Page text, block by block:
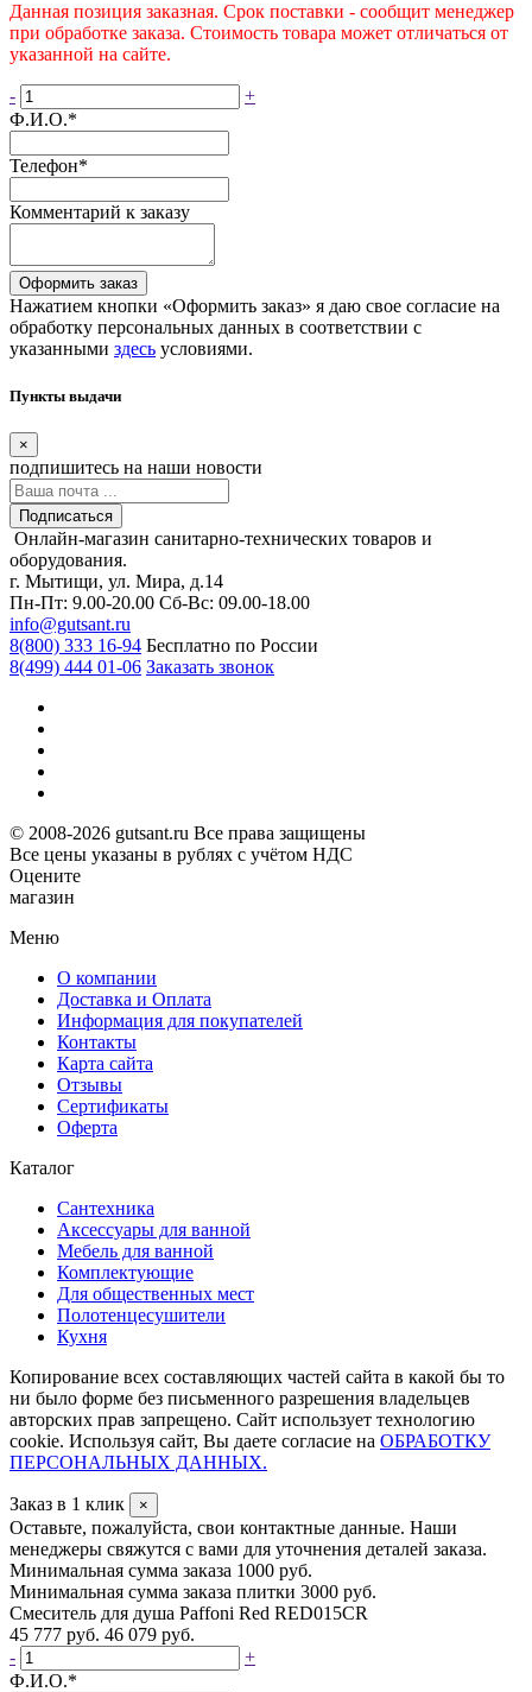
Данная позиция заказная. Срок поставки - сообщит менеджер
при обработке заказа. Стоимость товара может отличаться от
указанной на сайте.
-
+
Ф.И.О.*
Телефон*
Комментарий к заказу
Оформить заказ
Нажатием кнопки «Оформить заказ» я даю свое согласие на
обработку персональных данных в соответствии с
указанными здесь условиями.
Пункты выдачи
×
подпишитесь на наши новости
Подписаться
Онлайн-магазин санитарно-технических товаров и
оборудования.
г. Мытищи, ул. Мира, д.14
Пн-Пт: 9.00-20.00 Сб-Вс: 09.00-18.00
info@gutsant.ru
8(800) 333 16-94 Бесплатно по России
8(499) 444 01-06 Заказать звонок
© 2008-2026 gutsant.ru Все права защищены
Все цены указаны в рублях с учётом НДС
Оцените
магазин
Меню
О компании
Доставка и Оплата
Информация для покупателей
Контакты
Карта сайта
Отзывы
Сертификаты
Оферта
Каталог
Сантехника
Аксессуары для ванной
Мебель для ванной
Комплектующие
Для общественных мест
Полотенцесушители
Кухня
Копирование всех составляющих частей сайта в какой бы то
ни было форме без письменного разрешения владельцев
авторских прав запрещено. Сайт использует технологию
cookie. Используя сайт, Вы даете согласие на ОБРАБОТКУ
ПЕРСОНАЛЬНЫХ ДАННЫХ.
Заказ в 1 клик ×
Оставьте, пожалуйста, свои контактные данные. Наши
менеджеры свяжутся с вами для уточнения деталей заказа.
Минимальная сумма заказа 1000 руб.
Минимальная сумма заказа плитки 3000 руб.
Смеситель для душа Paffoni Red RED015CR
45 777 руб. 46 079 руб.
-
+
Ф.И.О.*